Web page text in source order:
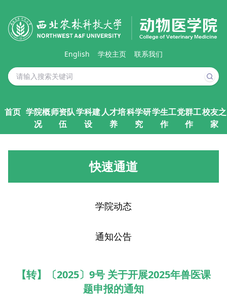
English 学校主页 联系我们
首页 学院概
况
师资队
伍
学科建
设
人才培
养
科学研
究
学生工
作
党群工
作
校友之
家
快速通道
学院动态
通知公告
【转】〔2025〕9号 关于开展2025年兽医课
题申报的通知